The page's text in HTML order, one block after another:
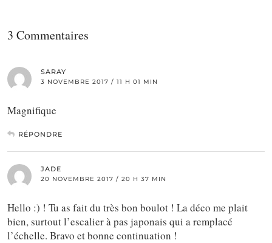
3 Commentaires
SARAY
3 NOVEMBRE 2017 / 11 H 01 MIN
Magnifique
RÉPONDRE
JADE
20 NOVEMBRE 2017 / 20 H 37 MIN
Hello :) ! Tu as fait du très bon boulot ! La déco me plait
bien, surtout l’escalier à pas japonais qui a remplacé
l’échelle. Bravo et bonne continuation !